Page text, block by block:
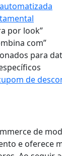
por look”
com”
para
de
de
e oferece